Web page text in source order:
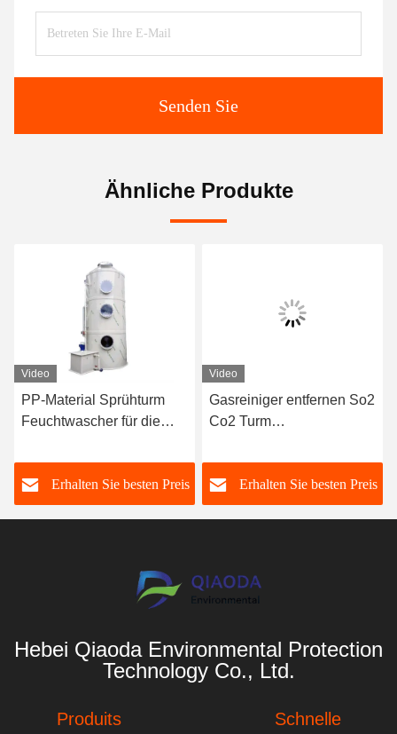
Senden Sie
Ähnliche Produkte
Video
PP-Material Sprühturm
Feuchtwascher für die
Abgasabsorptionsturm
Erhalten Sie besten Preis
Video
Gasreiniger entfernen So2
Co2 Turm
verpacktes Bett nasse
Reiniger für die
Abwasserindustrie
Erhalten Sie besten Preis
Hebei Qiaoda Environmental Protection
Technology Co., Ltd.
Produits
Schnelle